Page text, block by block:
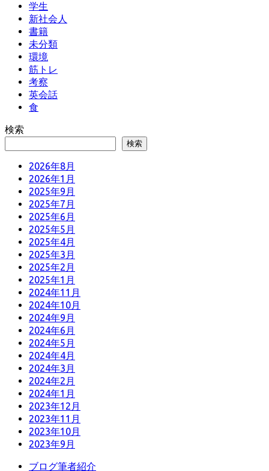
学生
新社会人
書籍
未分類
環境
筋トレ
考察
英会話
食
検索
検索
2026年8月
2026年1月
2025年9月
2025年7月
2025年6月
2025年5月
2025年4月
2025年3月
2025年2月
2025年1月
2024年11月
2024年10月
2024年9月
2024年6月
2024年5月
2024年4月
2024年3月
2024年2月
2024年1月
2023年12月
2023年11月
2023年10月
2023年9月
ブログ筆者紹介